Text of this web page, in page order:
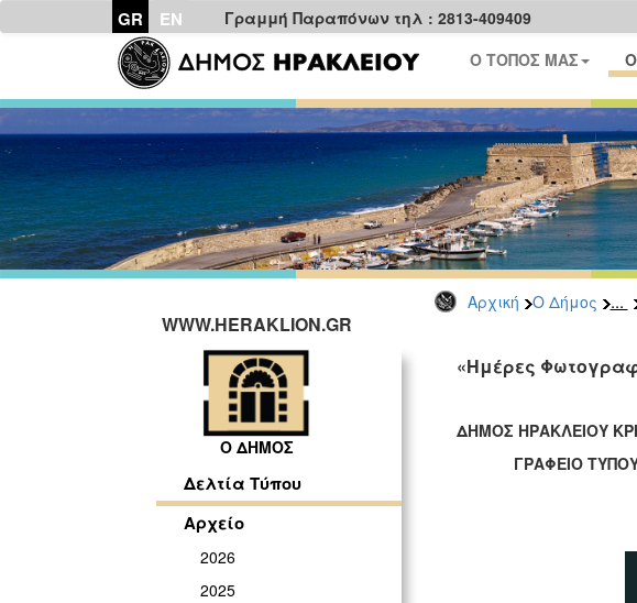
GR EN Γραμμή Παραπόνων τηλ : 2813-409409
Ο ΤΟΠΟΣ ΜΑΣ
Αρχική Ο Δήμος ...
WWW.HERAKLION.GR
Ο ΔΗΜΟΣ
Δελτία Τύπου
Αρχείο
2026
2025
«Ημέρες
ΔΗΜΟΣ ΗΡΑΚΛΕΙΟΥ
ΓΡΑΦΕΙΟ